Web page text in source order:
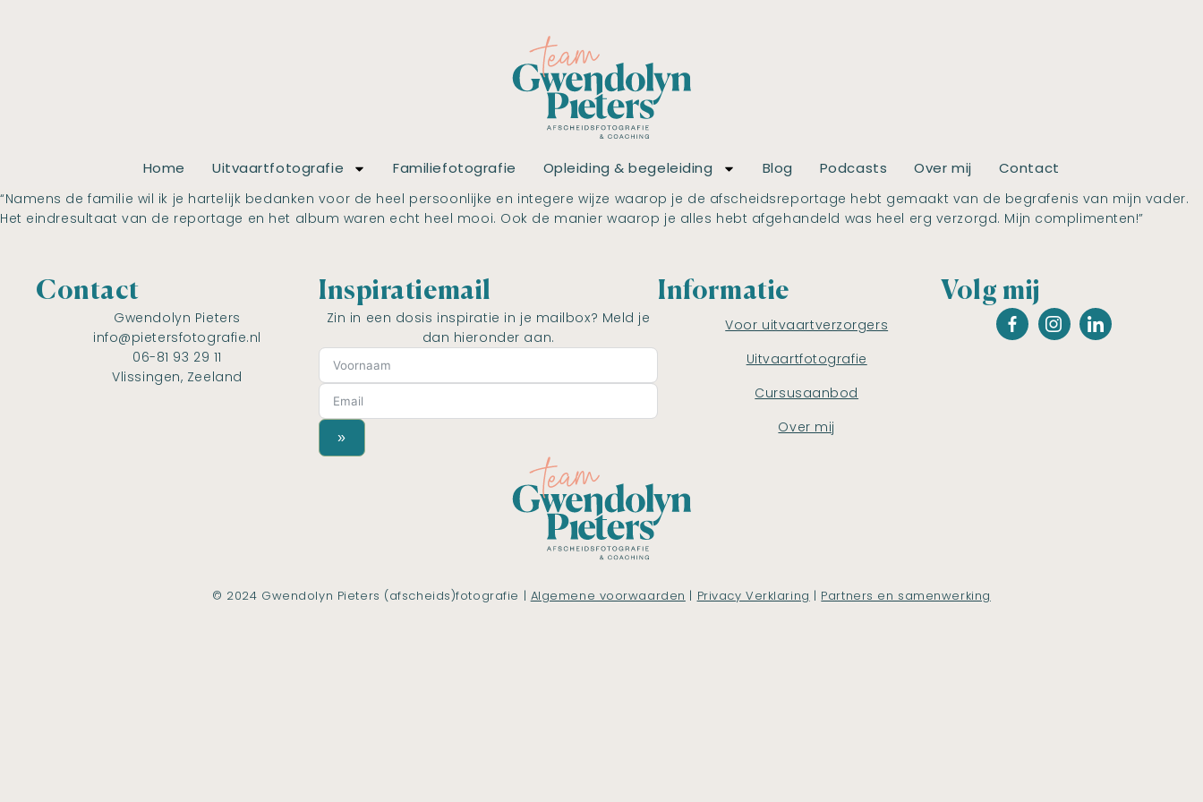
Home Uitvaartfotografie Familiefotografie Opleiding & begeleiding Blog Podcasts Over mij Contact
“Namens de familie wil ik je hartelijk bedanken voor de heel persoonlijke en integere wijze waarop je de afscheidsreportage hebt gemaakt van de begrafenis van mijn vader.
Het eindresultaat van de reportage en het album waren echt heel mooi. Ook de manier waarop je alles hebt afgehandeld was heel erg verzorgd. Mijn complimenten!”
Contact
Gwendolyn Pieters
info@pietersfotografie.nl
06-81 93 29 11
Vlissingen, Zeeland
Inspiratiemail
Zin in een dosis inspiratie in je mailbox? Meld je
dan hieronder aan.
»
Informatie
Voor uitvaartverzorgers
Uitvaartfotografie
Cursusaanbod
Over mij
Volg mij
© 2024 Gwendolyn Pieters (afscheids)fotografie | Algemene voorwaarden | Privacy Verklaring | Partners en samenwerking